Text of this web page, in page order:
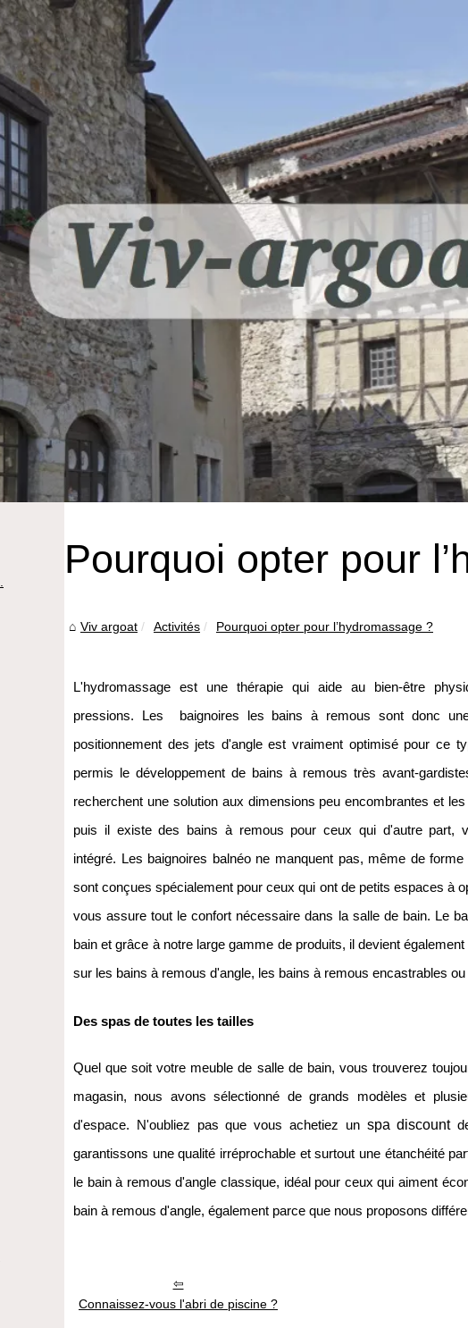
Pourquoi opter pour
Viv argoat Activités Pourquoi opter pour l’hydromassage ?
L'hydromassage est une thérapie qui aide au bien-être
pressions. Les baignoires les bains à remous sont donc
positionnement des jets d'angle est vraiment optimisé pour ce
permis le développement de bains à remous très avant-
recherchent une solution aux dimensions peu encombrantes et
puis il existe des bains à remous pour ceux qui d'autre part,
intégré. Les baignoires balnéo ne manquent pas, même de
sont conçues spécialement pour ceux qui ont de petits espaces à
vous assure tout le confort nécessaire dans la salle de bain. Le
bain et grâce à notre large gamme de produits, il devient
sur les bains à remous d'angle, les bains à remous encastrables
Des spas de toutes les tailles
Quel que soit votre meuble de salle de bain, vous trouverez
magasin, nous avons sélectionné de grands modèles et
d'espace. N'oubliez pas que vous achetiez un spa discount
garantissons une qualité irréprochable et surtout une étanchéité
le bain à remous d'angle classique, idéal pour ceux qui aiment
bain à remous d'angle, également parce que nous proposons
Connaissez-vous l'abri de piscine ?